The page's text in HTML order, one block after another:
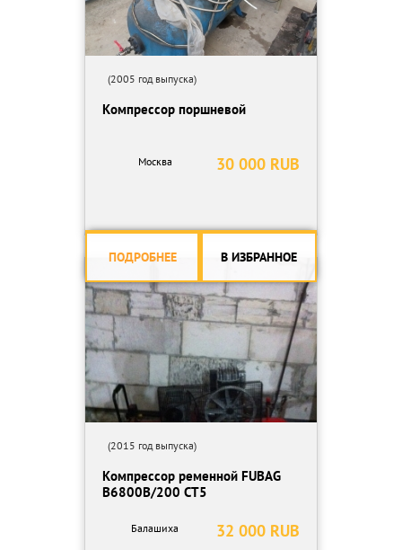
(2005 год выпуска)
Компрессор поршневой
30 000 RUB
Москва
ПОДРОБНЕЕ В ИЗБРАННОЕ
(2015 год выпуска)
Компрессор ременной FUBAG
В6800В/200 СТ5
32 000 RUB
Балашиха